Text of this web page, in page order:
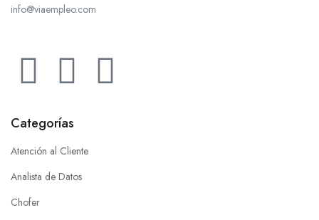
info@viaempleo.com
Categorías
Atención al Cliente
Analista de Datos
Chofer